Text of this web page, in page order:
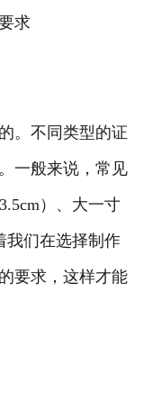
求
。不同类型的证
一般来说，常见
）、大一寸
我们在选择制作
要求，这样才能